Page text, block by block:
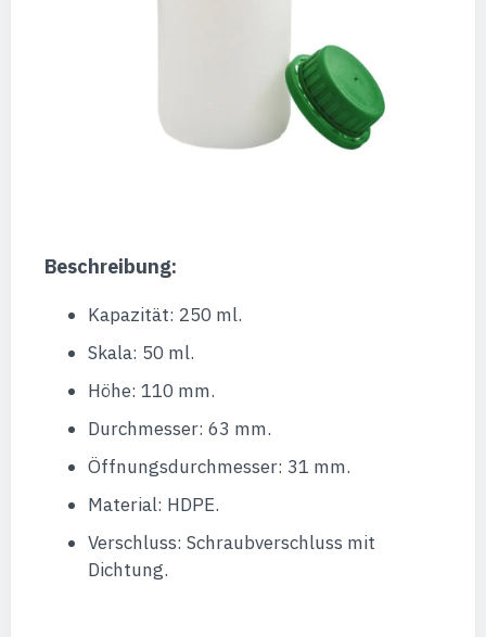
Beschreibung:
Kapazität: 250 ml.
Skala: 50 ml.
Höhe: 110 mm.
Durchmesser: 63 mm.
Öffnungsdurchmesser: 31 mm.
Material: HDPE.
Verschluss: Schraubverschluss mit
Dichtung.